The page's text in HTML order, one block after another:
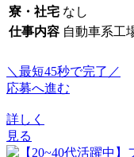
寮・社宅 なし
仕事内容 自動車系工
＼最短45秒で完了／
応募へ進む
詳しく
見る